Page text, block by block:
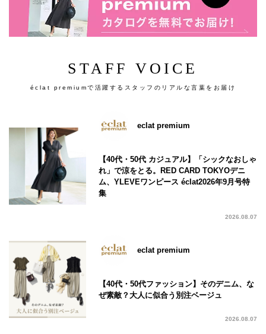
STAFF VOICE
éclat premiumで活躍するスタッフのリアルな言葉をお届け
eclat premium
【40代・50代 カジュアル】「シックなおしゃ
れ」で涼をとる。RED CARD TOKYOデニ
ム、YLEVEワンピース éclat2026年9月号特
集
2026.08.07
eclat premium
【40代・50代ファッション】そのデニム、な
ぜ素敵？大人に似合う別注ベージュ
2026.08.07